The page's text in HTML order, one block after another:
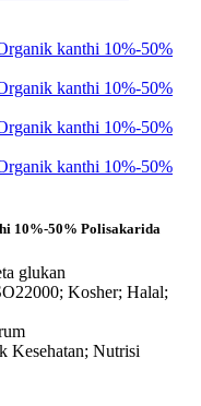
10%-50% Polisakarida
glukan
Kosher; Halal;
Kesehatan; Nutrisi